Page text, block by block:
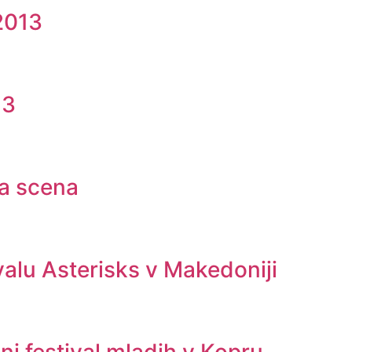
scena
Asterisks v Makedoniji